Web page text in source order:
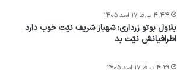
بلاول بوتو زرداری: شهباز شریف نیّت خوب دارد
اطرافیانش نیّت بد
۴:۴۴ ب.ظ ۱۷ اسد ۱۴۰۵
۴:۲۹ ب.ظ ۱۷ اسد ۱۴۰۵